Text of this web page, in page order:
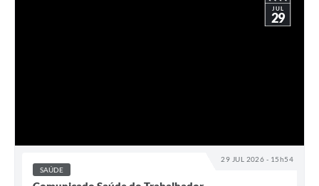
29 JUL 2026 - 15h54
JUL
29
SAÚDE